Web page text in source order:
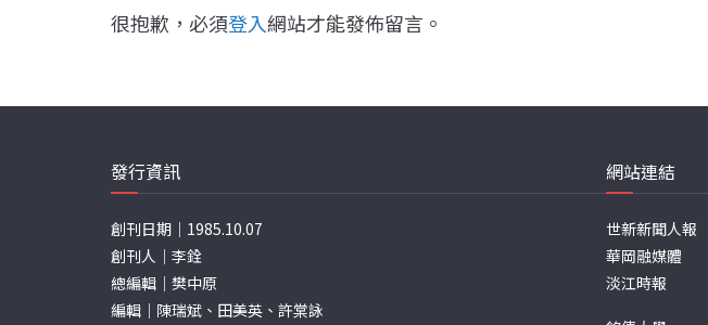
很抱歉，必須登入網站才能發佈留言。
發行資訊
創刊日期｜1985.10.07
創刊人｜李銓
總編輯｜樊中原
編輯｜陳瑞斌、田美英、許棠詠
網站連結
世新新聞人報
華岡融媒體
淡江時報